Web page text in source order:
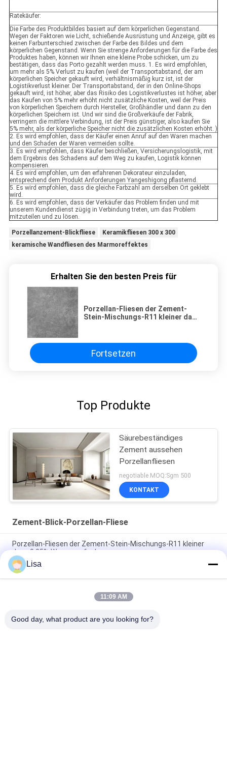
Ratekäufer:
Die Farbe des Produktbildes basiert auf dem körperlichen Gegenstand.
Wegen der Faktoren wie Licht, schießende Ausrüstung und Anzeige, gibt es
keinen Farbunterschied zwischen der Farbe des Bildes und dem
körperlichen Gegenstand. Wenn Sie strenge Anforderungen für die Farbe des
Produktes haben, können wir Ihnen eine kleine Probe schicken, um zu
bestätigen, dass das Porto gezahlt werden muss. 1. Es wird empfohlen,
um mehr als 5% Verlust zu kaufen (weil der Transportabstand, der am
körperlichen Speicher gekauft wird, verhältnismäßig kurz ist, ist der
Logistikverlust kleiner. Der Transportabstand, der in den Online-Shops
gekauft wird, ist höher, aber das Risiko des Logistikverlustes ist höher, aber
das Kaufen von 5% mehr erhöht nicht zusätzliche Kosten, weil der Preis
von körperlichen Speichern durch Hersteller, Großhändler und dann zu den
körperlichen Speichern ist. Und wir sind die Großverkäufe der Fabrik,
verringern die mittlere Verbindung, ist der Preis günstiger, also kaufen Sie
5% mehr, als der körperliche Speicher nicht die zusätzlichen Kosten erhöht. )
2. Es wird empfohlen, dass der Käufer einen Anruf auf den Waren machen
und den Schaden der Waren vermeiden sollte.
3. Es wird empfohlen, dass Käufer beschließen, Versicherungslogistik, mit
dem Ergebnis des Schadens auf dem Weg zu kaufen, Logistik können
kompensieren.
4. Es wird empfohlen, um den erfahrenen Dekorateur einzuladen,
entsprechend dem Produkt Anforderungen Yangeshigong pflasternd.
5. Es wird empfohlen, dass die gleiche Farbzahl am derselben Ort geklebt
wird.
6. Es wird empfohlen, dass der Verkäufer das Problem finden und mit
unserem Kundendienst zügig in Verbindung treten, um das Problem
mitzuteilen und zu lösen.
Porzellanzement-Blickfliese
Keramikfliesen 300 x 300
keramische Wandfliesen des Marmoreffektes
Erhalten Sie den besten Preis für
Porzellan-Fliesen der Zement-
Stein-Mischungs-R11 kleiner dann
Fortsetzen
Top Produkte
Säurebeständiges
Zement aussehen
Porzellanfliesen
negotiable MOQ:Sgm 500
KONTAKT
Zement-Blick-Porzellan-Fliese
Porzellan-Fliesen der Zement-Stein-Mischungs-R11 kleiner
dann 0,05% Wasseraufnahme
Dekorativer Zement-konkreter Steinplatten AAA-Grad-
Tintenstrahl, der 10mm stark druckt
Bakterielles Zement-Blick-Porzellan-Fliesen-Antigelb-
Lisa
11:09 AM
Good day, what product are you looking for?